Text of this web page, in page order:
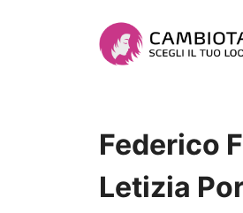
Federico
Letizia